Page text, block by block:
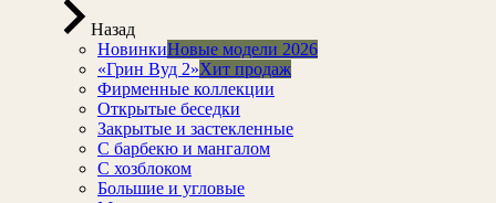
Назад
НовинкиНовые модели 2026
«Грин Вуд 2»Хит продаж
Фирменные коллекции
Открытые беседки
Закрытые и застекленные
С барбекю и мангалом
С хозблоком
Большие и угловые